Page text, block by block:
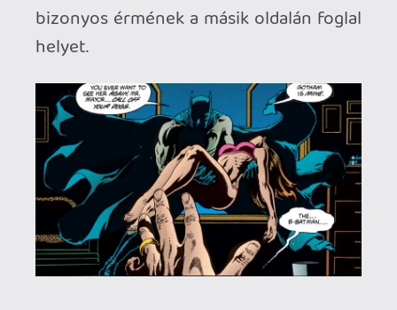
Ahogy Batman áhítozik Gotham
mocskos, bűntől belterjes, nyirkos
sikátorai után, úgy szomjazza a város a
Sötét Lovagot, aki, ha megtisztítani nem